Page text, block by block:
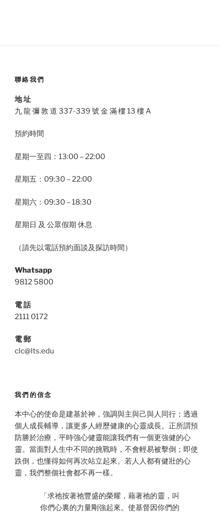
聯絡我們
地 址
九 龍 彌 敦 道 337-339 號 金 滿 樓 13 樓 A
預約時間
星期一至四：13:00 – 22:00
星期五：09:30 – 22:00
星期六：09:30 – 18:30
星期日 及 公眾假期 休息
（請先以電話預約面談及探訪時間）
Whatsapp
9812 5800
電 話
2111 0172
電 郵
clc@lts.edu
我們的信念
本中心的使命是建基於神，強調與主與己與人同行；透過
個人成長輔導，讓更多人經歷健康的心靈成長。正所謂預
防勝於治療，平時強心健靈能讓我們有一個更強健的心
靈。當面對人生中不同的挑戰時，不會輕易被擊倒；即使
跌倒，也懂得如何再次站立起來。若人人都有健壯的心
靈，我們整個社會都不再一樣。
「求祂按著祂豐盛的榮耀，藉著祂的靈，叫
你們心裏的力量剛強起來。使基督因你們的